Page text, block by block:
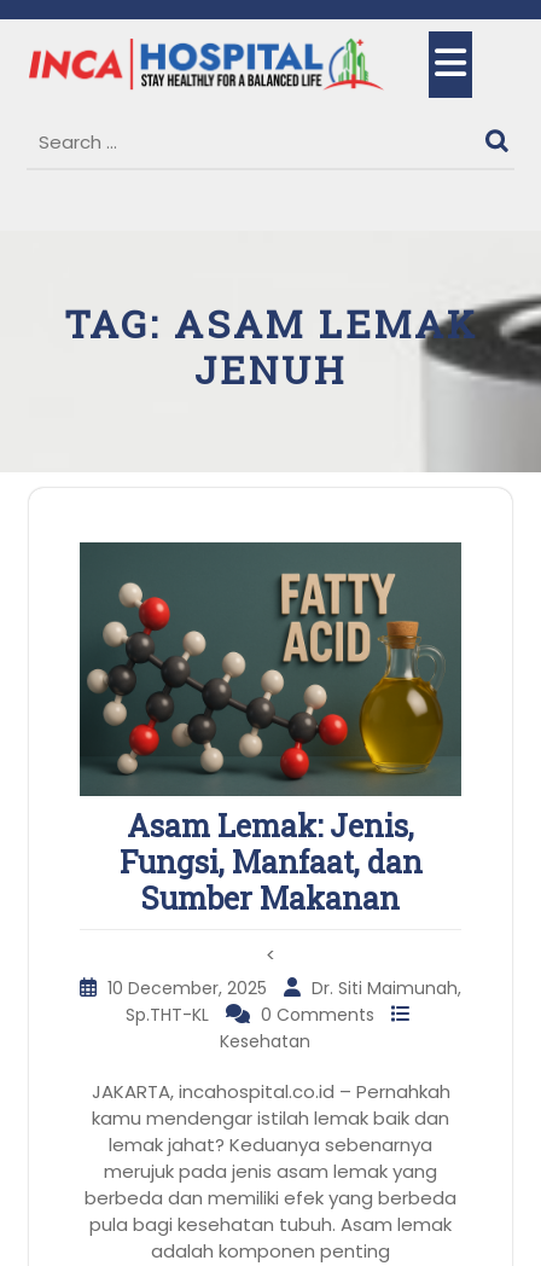
content
TAG: ASAM LEMAK
JENUH
Asam Lemak: Jenis,
Fungsi, Manfaat, dan
Sumber Makanan
<
10 December, 2025
Dr. Siti Maimunah,
Sp.THT-KL
0 Comments
Kesehatan
JAKARTA, incahospital.co.id – Pernahkah
kamu mendengar istilah lemak baik dan
lemak jahat? Keduanya sebenarnya
merujuk pada jenis asam lemak yang
berbeda dan memiliki efek yang berbeda
pula bagi kesehatan tubuh. Asam lemak
adalah komponen penting